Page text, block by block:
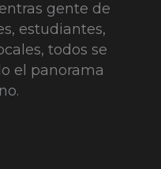
gente de
estudiantes,
todos se
el panorama